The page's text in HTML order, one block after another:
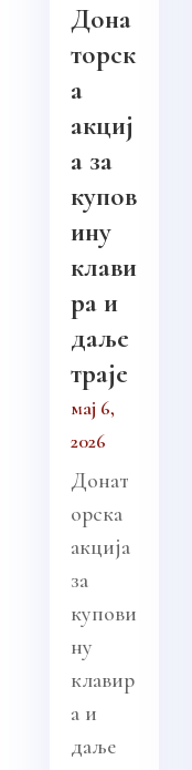
Дона
торск
а
акциј
а за
купов
ину
клави
ра и
даље
траје
мај 6,
2026
Донат
орска
акција
за
купови
ну
клавир
а и
даље